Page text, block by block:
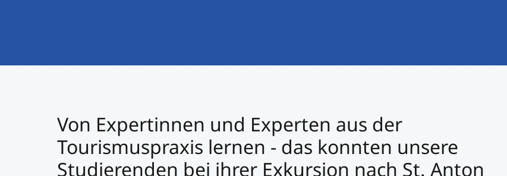
Masterclasses
Management-Seminare
Von Expertinnen und Experten aus der
Tourismuspraxis lernen - das konnten unsere
Studierenden bei ihrer Exkursion nach St. Anton